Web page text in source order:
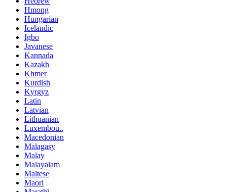
Hmong
Hungarian
Icelandic
Igbo
Javanese
Kannada
Kazakh
Khmer
Kurdish
Kyrgyz
Latin
Latvian
Lithuanian
Luxembou..
Macedonian
Malagasy
Malay
Malayalam
Maltese
Maori